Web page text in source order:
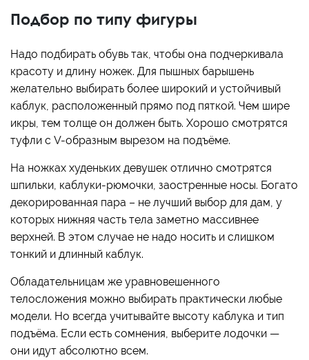
Подбор по типу фигуры
Надо подбирать обувь так, чтобы она подчеркивала
красоту и длину ножек. Для пышных барышень
желательно выбирать более широкий и устойчивый
каблук, расположенный прямо под пяткой. Чем шире
икры, тем толще он должен быть. Хорошо смотрятся
туфли с V-образным вырезом на подъёме.
На ножках худеньких девушек отлично смотрятся
шпильки, каблуки-рюмочки, заостренные носы. Богато
декорированная пара – не лучший выбор для дам, у
которых нижняя часть тела заметно массивнее
верхней. В этом случае не надо носить и слишком
тонкий и длинный каблук.
Обладательницам же уравновешенного
телосложения можно выбирать практически любые
модели. Но всегда учитывайте высоту каблука и тип
подъёма. Если есть сомнения, выберите лодочки —
они идут абсолютно всем.